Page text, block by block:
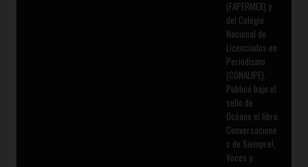
(FAPERMEX) y
del Colegio
Nacional de
Licenciados en
Periodismo
(CONALIPE).
Publicó bajo el
sello de
Océano el libro
Conversacione
s de Siempre!,
Voces y